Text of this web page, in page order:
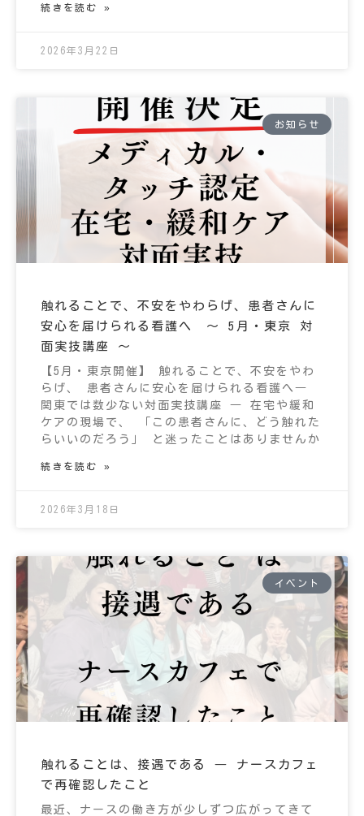
続きを読む »
2026年3月22日
お知らせ
触れることで、不安をやわらげ、患者さんに
安心を届けられる看護へ ～ 5月・東京 対
面実技講座 ～
【5月・東京開催】 触れることで、不安をやわ
らげ、 患者さんに安心を届けられる看護へ―
関東では数少ない対面実技講座 ― 在宅や緩和
ケアの現場で、 「この患者さんに、どう触れた
らいいのだろう」 と迷ったことはありませんか
続きを読む »
2026年3月18日
イベント
触れることは、接遇である ― ナースカフェ
で再確認したこと
最近、ナースの働き方が少しずつ広がってきて